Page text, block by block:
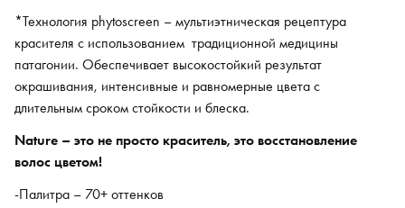
- Пластичная текстура и консистенция красителя (легко
смешивать и наносить)
- Не содержит аммиак и П-фенилендиамин (PPD)
- Ламинирующий эффект волос после окрашивания
- Приятная отдушка
- Обладает восстанавливающими и укрепляющими свойствами
- Формула содержит 100% натуральные активные ингредиенты
- Покрытие седины до 100%
*Технология phytoscreen – мультиэтническая рецептура
красителя с использованием традиционной медицины
патагонии. Обеспечивает высокостойкий результат
окрашивания, интенсивные и равномерные цвета с
длительным сроком стойкости и блеска.
Nature – это не просто краситель, это восстановление
волос цветом!
-Палитра – 70+ оттенков